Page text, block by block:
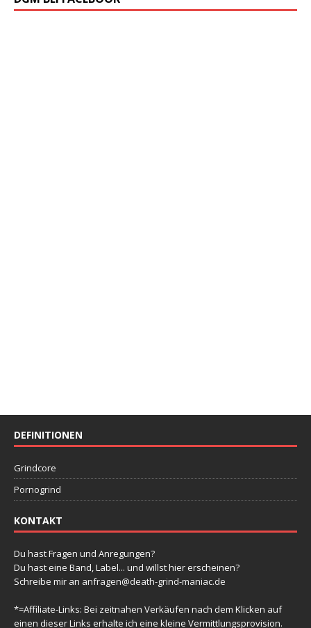
h
DEFINITIONEN
Grindcore
Pornogrind
KONTAKT
Du hast Fragen und Anregungen?
Du hast eine Band, Label... und willst hier erscheinen?
Schreibe mir an anfragen@death-grind-maniac.de
*=Affiliate-Links: Bei zeitnahen Verkäufen nach dem Klicken auf
einen dieser Links erhalte ich eine kleine Vermittlungsprovision.